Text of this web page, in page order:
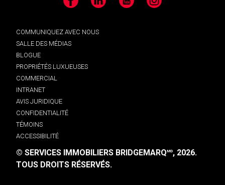
Facebook LinkedIn YouTube Instagram
COMMUNIQUEZ AVEC NOUS
SALLE DES MÉDIAS
BLOGUE
PROPRIÉTÉS LUXUEUSES
COMMERCIAL
INTRANET
AVIS JURIDIQUE
CONFIDENTIALITÉ
TÉMOINS
ACCESSIBILITÉ
© SERVICES IMMOBILIERS BRIDGEMARQMD, 2026.
TOUS DROITS RÉSERVÉS.